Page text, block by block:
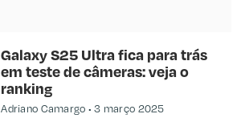
Galaxy S25 Ultra fica para trás
em teste de câmeras: veja o
ranking
Adriano Camargo 3 março 2025